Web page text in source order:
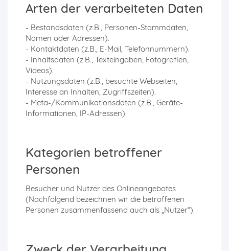
Arten der verarbeiteten Daten
- Bestandsdaten (z.B., Personen-Stammdaten,
Namen oder Adressen).
- Kontaktdaten (z.B., E-Mail, Telefonnummern).
- Inhaltsdaten (z.B., Texteingaben, Fotografien,
Videos).
- Nutzungsdaten (z.B., besuchte Webseiten,
Interesse an Inhalten, Zugriffszeiten).
- Meta-/Kommunikationsdaten (z.B., Geräte-
Informationen, IP-Adressen).
Kategorien betroffener
Personen
Besucher und Nutzer des Onlineangebotes
(Nachfolgend bezeichnen wir die betroffenen
Personen zusammenfassend auch als „Nutzer“).